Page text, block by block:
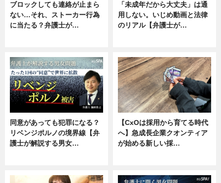
ブロックしても連絡が止まら
ない…それ、ストーカー行為
に当たる？弁護士が…
「未成年だから大丈夫」は通
用しない。いじめ動画と法律
のリアル【弁護士が…
同意があっても犯罪になる？
リベンジポルノの境界線【弁
護士が解説する男女…
【CxOは採用から育てる時代
へ】急成長企業クオンティア
が始める新しい採…